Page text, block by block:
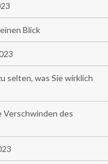
Blick
selten, was Sie wirklich
Verschwinden des